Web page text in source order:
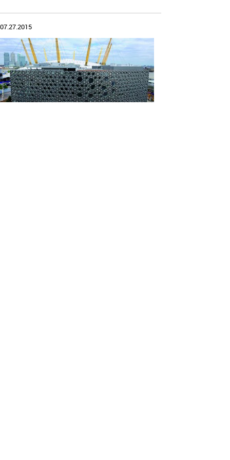
07.27.2015